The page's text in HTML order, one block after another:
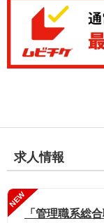
求人情報
NEW
「管理職系総